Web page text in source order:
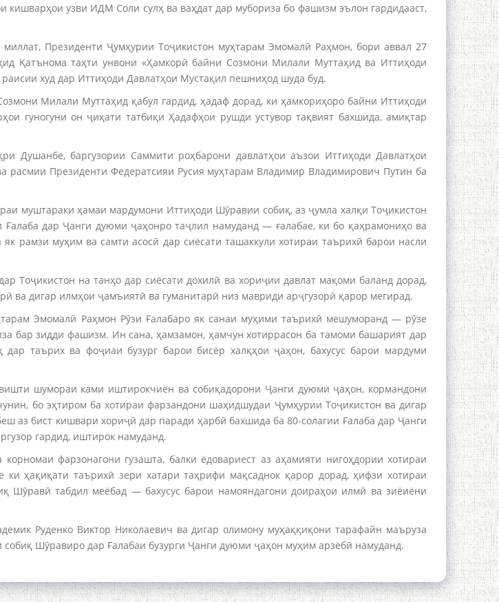
узви ИДМ Соли сулҳ ва ваҳдат дар мубориза бо фашизм эълон гардидааст,
Президенти Ҷумҳурии Тоҷикистон муҳтарам Эмомалӣ Раҳмон, бори аввал 27
Қатънома таҳти унвони «Ҳамкорӣ байни Созмони Милали Муттаҳид ва Иттиҳоди
худ дар Иттиҳоди Давлатҳои Мустақил пешниҳод шуда буд.
Милали Муттаҳид қабул гардид, ҳадаф дорад, ки ҳамкориҳоро байни Иттиҳоди
гуногуни он ҷиҳати татбиқи Ҳадафҳои рушди устувор тақвият бахшида, амиқтар
Душанбе, баргузории Саммити роҳбарони давлатҳои аъзои Иттиҳоди Давлатҳои
расмии Президенти Федератсияи Русия муҳтарам Владимир Владимирович Путин ба
муштараки ҳамаи мардумони Иттиҳоди Шӯравии собиқ, аз ҷумла халқи Тоҷикистон
дар Ҷанги дуюми ҷаҳонро таҷлил намуданд — ғалабае, ки бо қаҳрамониҳо ва
рамзи муҳим ва самти асосӣ дар сиёсати ташаккули хотираи таърихӣ барои насли
Тоҷикистон на танҳо дар сиёсати дохилӣ ва хориҷии давлат мақоми баланд дорад,
ва дигар илмҳои ҷамъиятӣ ва гуманитарӣ низ мавриди арҷгузорӣ қарор мегирад.
Эмомалӣ Раҳмон Рӯзи Ғалабаро як санаи муҳими таърихӣ мешуморанд — рӯзе
бар зидди фашизм. Ин сана, ҳамзамон, ҳамчун хотиррасон ба тамоми башарият дар
таърих ва фоҷиаи бузург барои бисёр халқҳои ҷаҳон, бахусус барои мардуми
шумораи ками иштирокчиён ва собиқадорони Ҷанги дуюми ҷаҳон, кормандони
бо эҳтиром ба хотираи фарзандони шаҳидшудаи Ҷумҳурии Тоҷикистон ва дигар
аз бист кишвари хориҷӣ дар паради ҳарбӣ бахшида ба 80-солагии Ғалаба дар Ҷанги
гардид, иштирок намуданд.
фарзонагони гузашта, балки ёдовариест аз аҳамияти нигоҳдории хотираи
ҳақиқати таърихӣ зери хатари таҳрифи мақсаднок қарор дорад, ҳифзи хотираи
Шӯравӣ табдил меёбад — бахусус барои намояндагони доираҳои илмӣ ва зиёиёни
Руденко Виктор Николаевич ва дигар олимону муҳаққиқони тарафайн маъруза
Шӯравиро дар Ғалабаи бузурги Ҷанги дуюми ҷаҳон муҳим арзёбӣ намуданд.